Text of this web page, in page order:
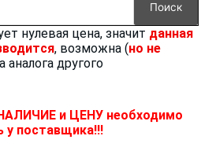
Поиск
нулевая цена, значит данная
, возможна (но не
аналога другого
и ЦЕНУ необходимо
у поставщика!!!